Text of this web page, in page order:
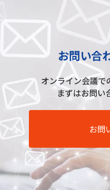
お問い合
オンライン会議で
まずはお問い
お問